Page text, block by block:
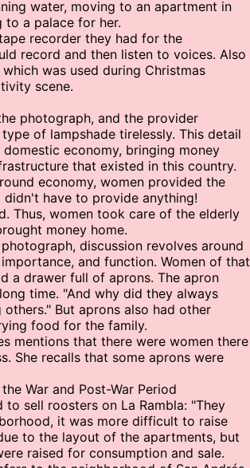
water, moving to an apartment in
a palace for her.
recorder they had for the
record and then listen to voices. Also
was used during Christmas
scene.
photograph, and the provider
of lampshade tirelessly. This detail
economy, bringing money
that existed in this country.
economy, women provided the
didn't have to provide anything!
Thus, women took care of the elderly
money home.
discussion revolves around
and function. Women of that
a drawer full of aprons. The apron
time. "And why did they always
But aprons also had other
food for the family.
mentions that there were women there
She recalls that some aprons were
War and Post-War Period
sell roosters on La Rambla: "They
it was more difficult to raise
to the layout of the apartments, but
raised for consumption and sale.